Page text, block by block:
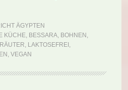
(Rezept)
ÄGYPTEN
KÜCHE, BESSARA, BOHNEN ,
, LAKTOSEFREI ,
, VEGAN